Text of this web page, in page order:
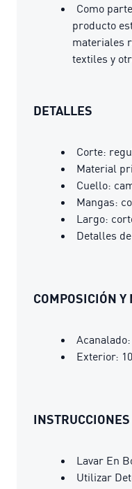
Como
producto
materiales
textiles y
DETALLES
Corte:
Material
Cuello:
Mangas:
Largo:
Detalles
COMPOSICIÓN Y
Exterior:
Lavar En
Utilizar